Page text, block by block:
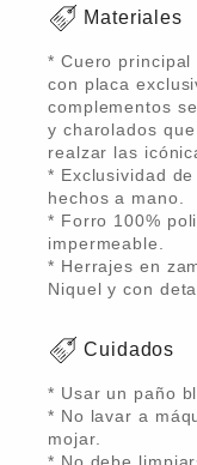
Materiales
* Cuero principal
con placa
complementos
y charolados
realzar las
* Exclusividad
hechos a mano.
* Forro 100%
impermeable.
* Herrajes en
Niquel y con
Cuidados
* Usar un paño
* No lavar a
mojar.